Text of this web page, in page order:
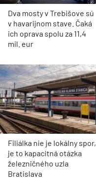
Dva mosty v Trebišove sú
v havarijnom stave. Čaká
ich oprava spolu za 11,4
mil. eur
Filiálka nie je lokálny spor,
je to kapacitná otázka
železničného uzla
Bratislava